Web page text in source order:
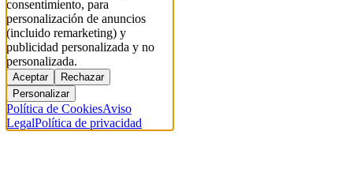
consentimiento, para
personalización de anuncios
(incluido remarketing) y
publicidad personalizada y no
personalizada.
Aceptar
Rechazar
Personalizar
Política de CookiesAviso
LegalPolítica de privacidad